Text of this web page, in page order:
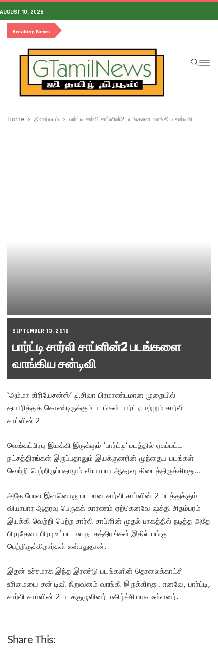
AUGUST 10, 2026
Breaking News
Home திரைப்படம் பார்ட்டி சார்லி சாப்ளின்2 படங்களை வாங்கிய சன்டிவி
SEPTEMBER 13, 2018
பார்ட்டி சார்லி சாப்ளின்2 படங்களை
வாங்கிய சன்டிவி
‘அம்மா கிரியேசன்ஸ்’ டி.சிவா பிரமாண்டமான முறையில்
தயாரித்துக் கொண்டிருக்கும் படங்கள் பார்ட்டி மற்றும் சார்லி
சாப்ளின் 2
வெங்கட்பிரபு இயக்கி இருக்கும் ‘பார்ட்டி’ படத்தில் ஏகப்பட்ட
நட்சத்திரங்கள் இருப்பதாலும் இயக்குனரின் முந்தைய படங்கள்
வெற்றி பெற்றிருப்பதாலும் வியாபார ஆதரவு கிடைத்திருக்கிறது…
அதே போல இன்னொரு படமான சார்லி சாப்ளின் 2 படத்துக்கும்
வியாபார ஆதரவு பெருகக் காரணம் ஏற்கெனவே ஷக்தி சிதம்பரம்
இயக்கி வெற்றி பெற்ற சார்லி சாப்ளின் முதல் பாகத்தில் நடித்த அதே
பிரபுதேவா பிரபு உட்பட பல நட்சத்திரங்கள் இதில் பங்கு
பெற்றிருக்கிறார்கள் என்பதுதான்.
இதன் உச்சமாக இந்த இரண்டு படங்களின் தொலைக்காட்சி
உரிமையை சன் டிவி நிறுவனம் வாங்கி இருக்கிறது. எனவே, பார்ட்டி,
சார்லி சாப்ளின் 2 படக்குழுவினர் மகிழ்ச்சியாக உள்ளனர்.
Share This: